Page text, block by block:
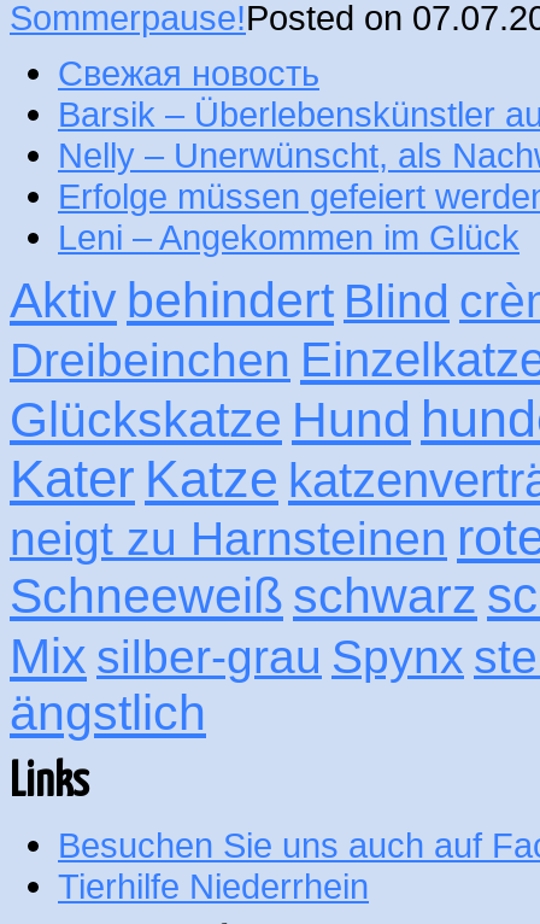
Sommerpause!Posted on
Свежая новость
Barsik – Überlebenskünstler
Nelly – Unerwünscht, als
Erfolge müssen gefeiert
Leni – Angekommen im Glück
Aktiv behindert Blind
Dreibeinchen
Glückskatze Hund
Kater Katze
neigt zu Harnsteinen
Schneeweiß schwarz
Mix silber-grau Spynx
ängstlich
Links
Besuchen Sie uns auch auf
Tierhilfe Niederrhein